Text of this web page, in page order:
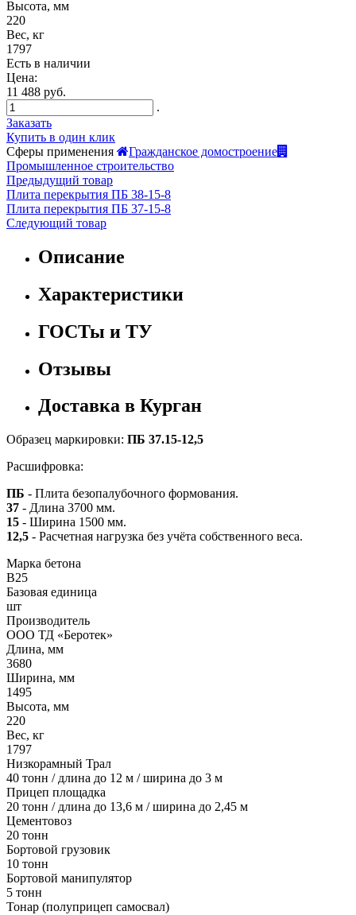
Высота, мм
220
Вес, кг
1797
Есть в наличии
Цена:
11 488 руб.
.
Заказать
Купить в один клик
Сферы применения
Гражданское домостроение
Промышленное строительство
Предыдущий товар
Плита перекрытия ПБ 38-15-8
Плита перекрытия ПБ 37-15-8
Следующий товар
Описание
Характеристики
ГОСТы и ТУ
Отзывы
Доставка в Курган
Образец маркировки: ПБ 37.15-12,5
Расшифровка:
ПБ - Плита безопалубочного формования.
37 - Длина 3700 мм.
15 - Ширина 1500 мм.
12,5 - Расчетная нагрузка без учёта собственного веса.
Марка бетона
B25
Базовая единица
шт
Производитель
ООО ТД «Беротек»
Длина, мм
3680
Ширина, мм
1495
Высота, мм
220
Вес, кг
1797
Низкорамный Трал
40 тонн / длина до 12 м / ширина до 3 м
Прицеп площадка
20 тонн / длина до 13,6 м / ширина до 2,45 м
Цементовоз
20 тонн
Бортовой грузовик
10 тонн
Бортовой манипулятор
5 тонн
Тонар (полуприцеп самосвал)